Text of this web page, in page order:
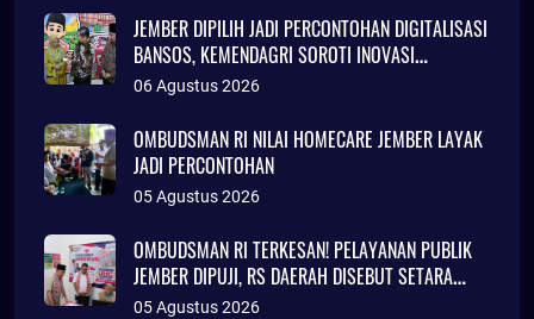
JEMBER DIPILIH JADI PERCONTOHAN DIGITALISASI
BANSOS, KEMENDAGRI SOROTI INOVASI
ADMINDUK
06 Agustus 2026
OMBUDSMAN RI NILAI HOMECARE JEMBER LAYAK
JADI PERCONTOHAN
05 Agustus 2026
OMBUDSMAN RI TERKESAN! PELAYANAN PUBLIK
JEMBER DIPUJI, RS DAERAH DISEBUT SETARA
KLINIK JAKARTA
05 Agustus 2026